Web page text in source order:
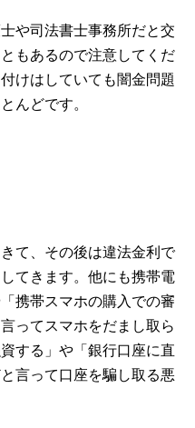
や司法書士事務所だと交
もあるので注意してくだ
けはしていても闇金問題
んどです。
て、その後は違法金利で
てきます。他にも携帯電
携帯スマホの購入での審
ってスマホをだまし取ら
する」や「銀行口座に直
言って口座を騙し取る悪